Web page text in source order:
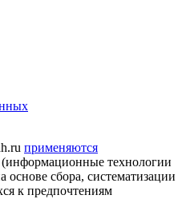
применяются
(информационные технологии
сбора, систематизации
к предпочтениям